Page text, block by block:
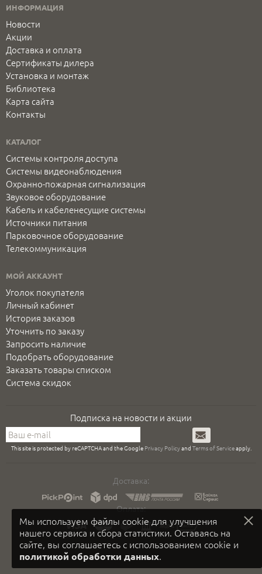
Мы используем файлы cookie для улучшения
нашего сервиса и сбора статистики. Оставаясь на
сайте, вы соглашаетесь с использованием cookie и
политикой обработки данных.
ИНФОРМАЦИЯ
Новости
Акции
Доставка и оплата
Сертификаты дилера
Установка и монтаж
Библиотека
Карта сайта
Контакты
КАТАЛОГ
Системы контроля доступа
Системы видеонаблюдения
Охранно-пожарная сигнализация
Звуковое оборудование
Кабель и кабеленесущие системы
Источники питания
Парковочное оборудование
Телекоммуникация
МОЙ АККАУНТ
Уголок покупателя
Личный кабинет
История заказов
Уточнить по заказу
Запросить наличие
Подобрать оборудование
Заказать товары списком
Система скидок
Подписка на новости и акции
Подписаться
This site is protected by reCAPTCHA and the Google Privacy Policyand Terms of Serviceapply.
Доставка:
Оплата: